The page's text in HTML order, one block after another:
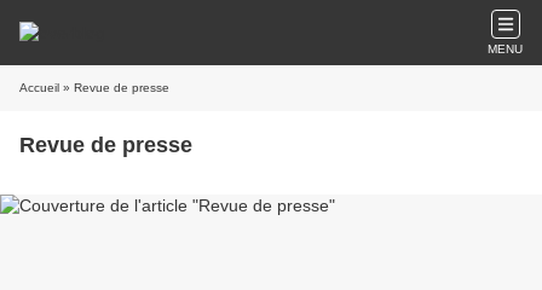
MENU
Accueil » Revue de presse
Revue de presse